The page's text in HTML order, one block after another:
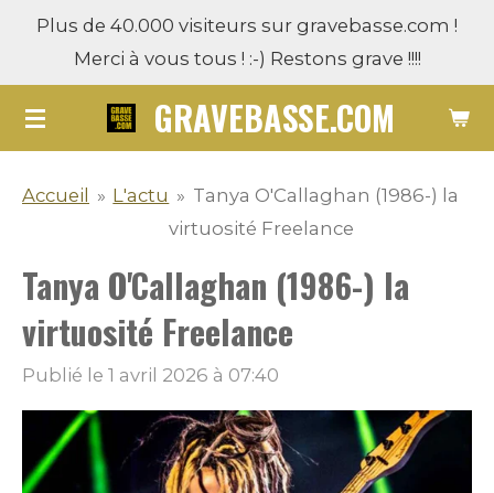
Passer
contenu
principal
GRAVEBASSE.COM
Plus de 40.000 visiteurs sur gravebasse.com !
Merci à vous tous ! :-) Restons grave !!!!
Accueil » L'actu » Tanya O'Callaghan (1986-) la
virtuosité Freelance
Tanya O'Callaghan (1986-) la
virtuosité Freelance
Publié le 1 avril 2026 à 07:40